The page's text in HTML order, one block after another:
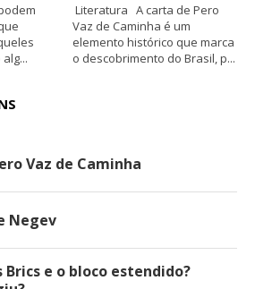
Literatura A carta de Pero
Vaz de Caminha é um
elemento histórico que marca
o descobrimento do Brasil, p...
Vaz de Caminha
Negev
Brics e o bloco estendido?